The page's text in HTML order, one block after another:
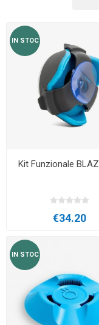
IN STOC
Kit Funzionale
€34.20
IN STOC